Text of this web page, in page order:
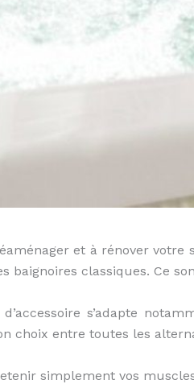
et à rénover
baignoires classiques. Ce
s’adapte
choix entre toutes les
simplement vos